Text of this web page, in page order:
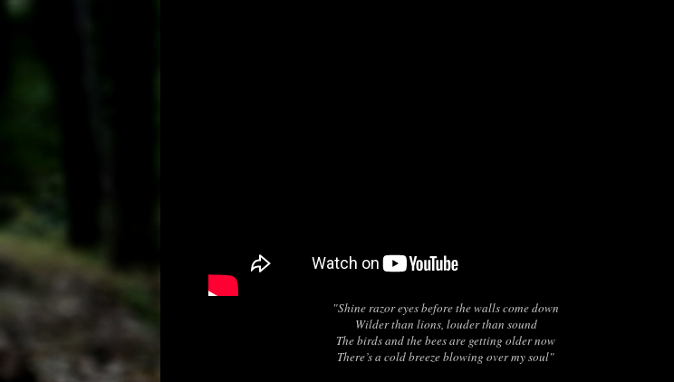
"Shine razor eyes before the walls come down
Wilder than lions, louder than sound
The birds and the bees are getting older now
There’s a cold breeze blowing over my soul"